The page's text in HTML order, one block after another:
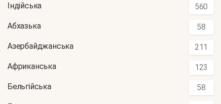
Індійська 560
Абхазька 58
Азербайджанська 211
Африканська 123
Бельгійська 58